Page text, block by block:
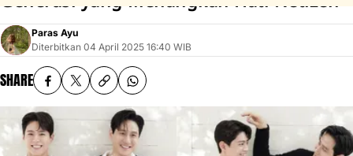
Paras Ayu
Diterbitkan 04 April 2025 16:40 WIB
SHARE